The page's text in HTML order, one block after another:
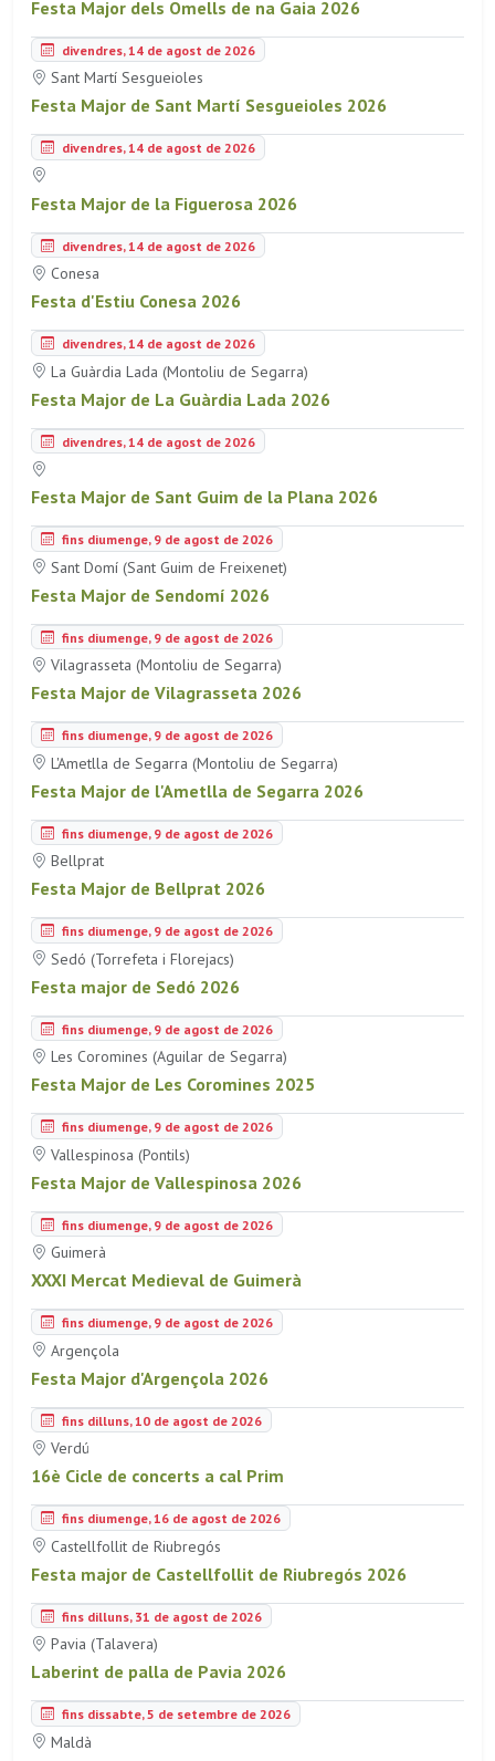
Festa Major dels Omells de na Gaia 2026
divendres, 14 de agost de 2026
Sant Martí Sesgueioles
Festa Major de Sant Martí Sesgueioles 2026
divendres, 14 de agost de 2026
Festa Major de la Figuerosa 2026
divendres, 14 de agost de 2026
Conesa
Festa d'Estiu Conesa 2026
divendres, 14 de agost de 2026
La Guàrdia Lada (Montoliu de Segarra)
Festa Major de La Guàrdia Lada 2026
divendres, 14 de agost de 2026
Festa Major de Sant Guim de la Plana 2026
fins diumenge, 9 de agost de 2026
Sant Domí (Sant Guim de Freixenet)
Festa Major de Sendomí 2026
fins diumenge, 9 de agost de 2026
Vilagrasseta (Montoliu de Segarra)
Festa Major de Vilagrasseta 2026
fins diumenge, 9 de agost de 2026
L'Ametlla de Segarra (Montoliu de Segarra)
Festa Major de l'Ametlla de Segarra 2026
fins diumenge, 9 de agost de 2026
Bellprat
Festa Major de Bellprat 2026
fins diumenge, 9 de agost de 2026
Sedó (Torrefeta i Florejacs)
Festa major de Sedó 2026
fins diumenge, 9 de agost de 2026
Les Coromines (Aguilar de Segarra)
Festa Major de Les Coromines 2025
fins diumenge, 9 de agost de 2026
Vallespinosa (Pontils)
Festa Major de Vallespinosa 2026
fins diumenge, 9 de agost de 2026
Guimerà
XXXI Mercat Medieval de Guimerà
fins diumenge, 9 de agost de 2026
Argençola
Festa Major d'Argençola 2026
fins dilluns, 10 de agost de 2026
Verdú
16è Cicle de concerts a cal Prim
fins diumenge, 16 de agost de 2026
Castellfollit de Riubregós
Festa major de Castellfollit de Riubregós 2026
fins dilluns, 31 de agost de 2026
Pavia (Talavera)
Laberint de palla de Pavia 2026
fins dissabte, 5 de setembre de 2026
Maldà